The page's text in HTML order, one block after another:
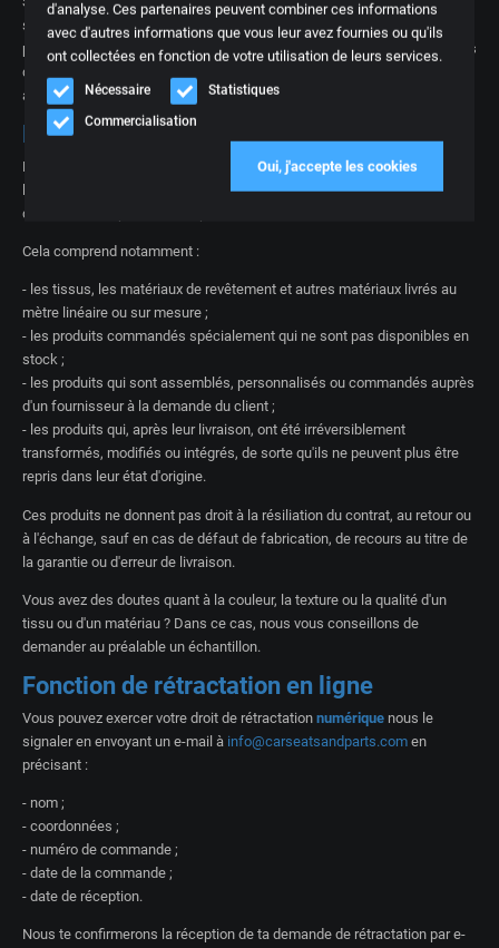
d'analyse. Ces partenaires peuvent combiner ces informations
avec d'autres informations que vous leur avez fournies ou qu'ils
ont collectées en fonction de votre utilisation de leurs services.
Nécessaire
Statistiques
Commercialisation
Oui, j'accepte les cookies
signaler immédiatement tout dommage visible au transporteur et de
prendre des photos. Signalez-nous ensuite le dommage de transport dès
que possible afin que nous puissions trouver ensemble une solution
adaptée.
Exceptions au droit de rétractation
Le droit de rétractation ne s'applique pas aux produits fabriqués selon
les spécifications du consommateur ou qui sont manifestement
destinés à une personne en particulier.
Cela comprend notamment :
- les tissus, les matériaux de revêtement et autres matériaux livrés au
mètre linéaire ou sur mesure ;
- les produits commandés spécialement qui ne sont pas disponibles en
stock ;
- les produits qui sont assemblés, personnalisés ou commandés auprès
d'un fournisseur à la demande du client ;
- les produits qui, après leur livraison, ont été irréversiblement
transformés, modifiés ou intégrés, de sorte qu'ils ne peuvent plus être
repris dans leur état d'origine.
Ces produits ne donnent pas droit à la résiliation du contrat, au retour ou
à l'échange, sauf en cas de défaut de fabrication, de recours au titre de
la garantie ou d'erreur de livraison.
Vous avez des doutes quant à la couleur, la texture ou la qualité d'un
tissu ou d'un matériau ? Dans ce cas, nous vous conseillons de
demander au préalable un échantillon.
Fonction de rétractation en ligne
Vous pouvez exercer votre droit de rétractation numérique nous le
signaler en envoyant un e-mail à info@carseatsandparts.com en
précisant :
- nom ;
- coordonnées ;
- numéro de commande ;
- date de la commande ;
- date de réception.
Nous te confirmerons la réception de ta demande de rétractation par e-